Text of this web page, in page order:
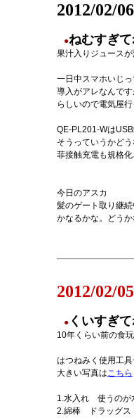
2012/02/
●ねむすぎ
果汁入りジュース
一日中スマホいじ
導入がアレなんで
らしいので電気屋
QE-PL201-Wは
そうっていうかど
菲接触充電も規格
今日のアスカ
髪のゲート取り継
かなるかな。どうか
2012/02/
● くいすぎ
10年くらい前の食
はつねみく使用工具
大きい写真はこちら
1.水入れ 使うのが
2.綿棒 ドラッグス